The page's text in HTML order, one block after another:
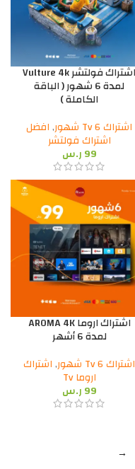
اشتراك فولتشر Vulture 4k
لمدة 6 شهور ( الباقة
الكاملة )
اشتراك Tv 6 شهور
,افضل
اشتراك فولتشر
99ر.س
اشتراك اروما AROMA 4K
لمدة 6 أشهر
اشتراك Tv 6 شهور
,اشتراك
اروما Tv
99ر.س
→